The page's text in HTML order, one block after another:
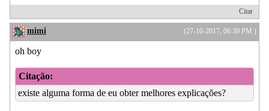
Citar
(27-10-2017, 06:39 PM )
mimi
oh boy
Citação:
existe alguma forma de eu obter melhores explicações?